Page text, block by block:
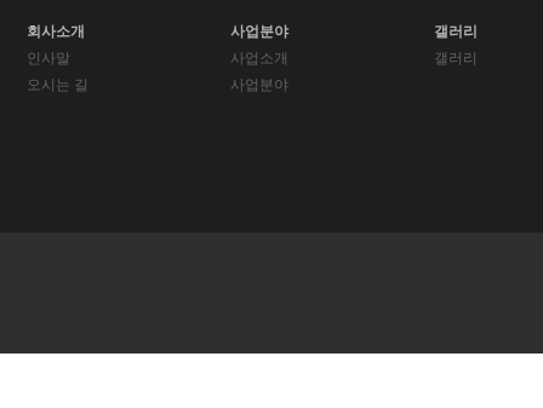
회사소개
인사말
오시는 길
사업분야
사업소개
사업분야
갤러리
갤러리